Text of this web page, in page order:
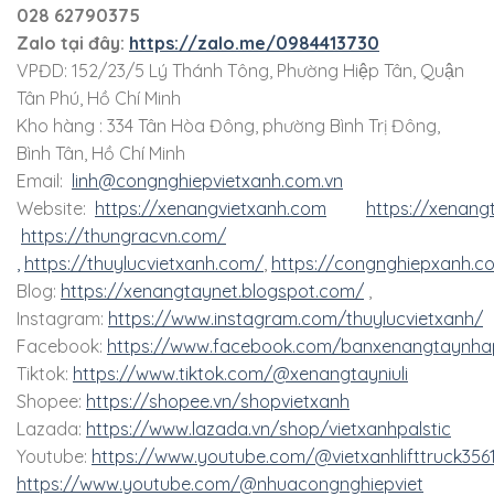
028 62790375
Zalo tại đây: https://zalo.me/0984413730
VPĐD: 152/23/5 Lý Thánh Tông, Phường Hiệp Tân, Quận
Tân Phú, Hồ Chí Minh
Kho hàng : 334 Tân Hòa Đông, phường Bình Trị Đông,
Bình Tân, Hồ Chí Minh
Email: linh@congnghiepvietxanh.com.vn
Website: https://xenangvietxanh.com
https://
https://thungracvn.com/
https://thuylucvietxanh.com/ https://
Blog: https://xenangtaynet.blogspot.com/
Instagram: https://www.instagram.com/thuylucvietxanh/
Facebook: https://www.facebook.com/
Tiktok: https://www.tiktok.com/@xenangtayniuli
Shopee: https://shopee.vn/shopvietxanh
Lazada: https://www.lazada.vn/shop/vietxanhpalstic
Youtube: https://www.youtube.com/
https://www.youtube.com/@nhuacongnghiepviet